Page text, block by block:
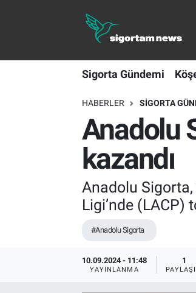
Sigorta Gündemi
HABERLER SIGORTA
Anadolu
kazandı
Anadolu
Ligi’nde (LACP)
#Anadolu Sigorta
10.09.2024 - 11:48
YAYINLANMA
1
Sigorta Gündemi
Köşe Yazıları
Sağlık Sigortaları
Sporun Sigortası